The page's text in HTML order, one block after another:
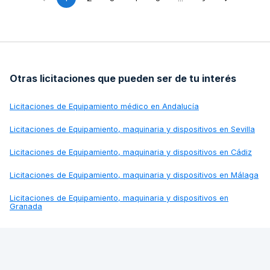
Otras licitaciones que pueden ser de tu interés
Licitaciones de Equipamiento médico en Andalucía
Licitaciones de Equipamiento, maquinaria y dispositivos en Sevilla
Licitaciones de Equipamiento, maquinaria y dispositivos en Cádiz
Licitaciones de Equipamiento, maquinaria y dispositivos en Málaga
Licitaciones de Equipamiento, maquinaria y dispositivos en
Granada